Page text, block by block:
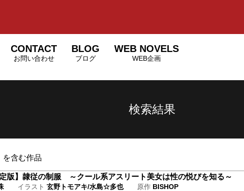
CONTACT
お問い合わせ
BLOG
ブログ
WEB NOVELS
WEB企画
検索結果
を含む作品
定版】隷従の制服 ～クール系アスリート美女は性の悦びを知る～
イラスト 玄野トモアキ/水島☆多也 原作 BISHOP